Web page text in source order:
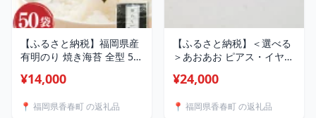
【ふるさと納税】福岡県産
有明のり 焼き海苔 全型 50
苔 乾物 ご飯のお供 チャッ
町 送料無料
¥14,000
📍 福岡県香春町 の返礼品
【ふるさと納税】＜選べる
＞あおあお ピアス・イヤリ
セサリー アクセ シルバー
銀 葉っぱ 透かし彫り 手彫
¥24,000
📍 福岡県香春町 の返礼品